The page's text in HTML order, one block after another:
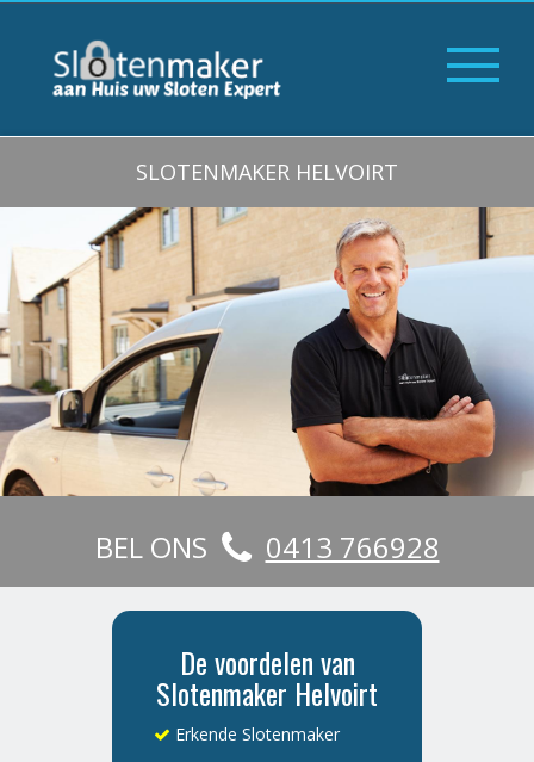
SLOTENMAKER HELVOIRT
BEL ONS 0413 766928
De voordelen van
Slotenmaker Helvoirt
Erkende Slotenmaker